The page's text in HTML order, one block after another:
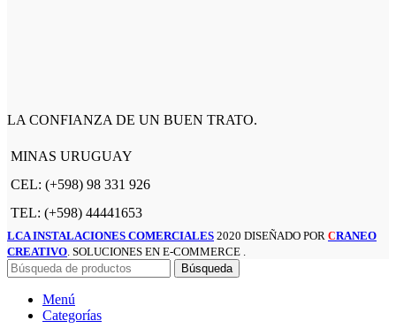
LA CONFIANZA DE UN BUEN TRATO.
MINAS URUGUAY
CEL: (+598) 98 331 926
TEL: (+598) 44441653
LCA INSTALACIONES COMERCIALES 2020 DISEÑADO POR CRANEO
CREATIVO . SOLUCIONES EN E-COMMERCE .
Búsqueda
Menú
Categorías